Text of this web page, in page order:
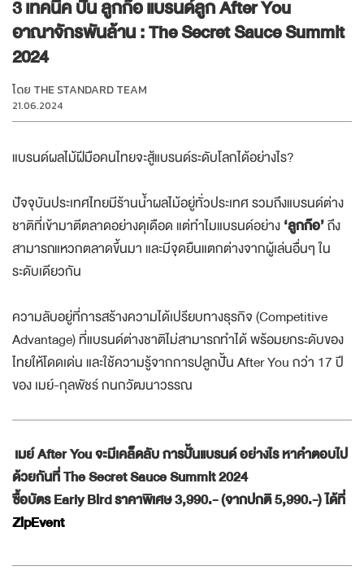
3 เทคนิค ปั้น ลูกก๊อ แบรนด์ลูก After You
อาณาจักรพันล้าน : The Secret Sauce Summit
2024
โดย THE STANDARD TEAM
21.06.2024
แบรนด์ผลไม้ฝีมือคนไทยจะสู้แบรนด์ระดับโลกได้อย่างไร?
ปัจจุบันประเทศไทยมีร้านน้ำผลไม้อยู่ทั่วประเทศ รวมถึงแบรนด์ต่าง
ชาติที่เข้ามาตีตลาดอย่างดุเดือด แต่ทำไมแบรนด์อย่าง‘ลูกก๊อ’ถึง
สามารถแหวกตลาดขึ้นมา และมีจุดยืนแตกต่างจากผู้เล่นอื่นๆ ใน
ระดับเดียวกัน
ความลับอยู่ที่การสร้างความได้เปรียบทางธุรกิจ (Competitive
Advantage) ที่แบรนด์ต่างชาติไม่สามารถทำได้ พร้อมยกระดับของ
ไทยให้โดดเด่น และใช้ความรู้จากการปลูกปั้น After You กว่า 17 ปี
ของ เมย์-กุลพัชร์กนกวัฒนาวรรณ
เมย์ After You จะมีเคล็ดลับ การปั้นแบรนด์ อย่างไร หาคำตอบไป
ด้วยกันที่ The Secret Sauce Summit 2024
ซื้อบัตร Early Bird ราคาพิเศษ 3,990.- (จากปกติ 5,990.-) ได้ที่
ZipEvent